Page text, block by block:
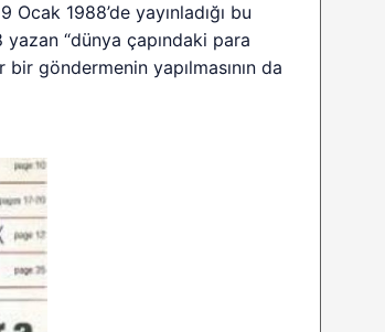
1988’de yayınladığı bu
“dünya çapındaki para
göndermenin yapılmasının da